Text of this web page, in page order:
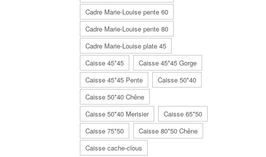
Cadre Marie-Louise pente 60
Cadre Marie-Louise pente 80
Cadre Marie-Louise plate 45
Caisse 45*45
Caisse 45*45 Gorge
Caisse 45*45 Pente
Caisse 50*40
Caisse 50*40 Chêne
Caisse 50*40 Merisier
Caisse 65*50
Caisse 75*50
Caisse 80*50 Chêne
Caisse cache-clous